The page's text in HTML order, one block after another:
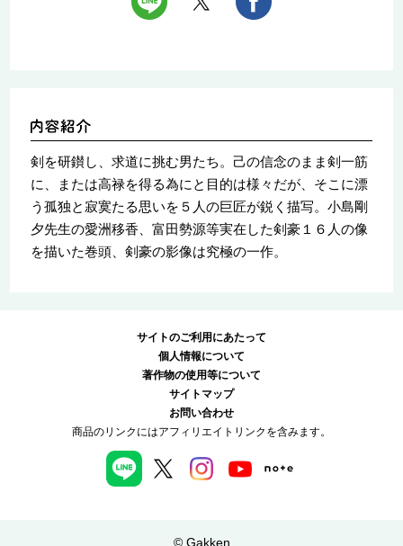
剣を研鑚し、求道に挑む男たち。己の信念のまま剣一筋
に、または高禄を得る為にと目的は様々だが、そこに漂
う孤独と寂寞たる思いを５人の巨匠が鋭く描写。小島剛
夕先生の愛洲移香、富田勢源等実在した剣豪１６人の像
を描いた巻頭、剣豪の影像は究極の一作。
サイトのご利用にあたって
個人情報について
著作物の使用等について
サイトマップ
お問い合わせ
商品のリンクにはアフィリエイトリンクを含みます。
© Gakken